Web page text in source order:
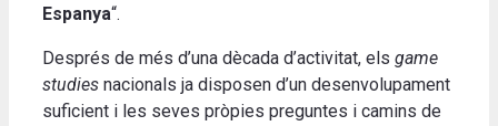
Espanya“.
Després de més d’una dècada d’activitat, els game
studies nacionals ja disposen d’un desenvolupament
suficient i les seves pròpies preguntes i camins de